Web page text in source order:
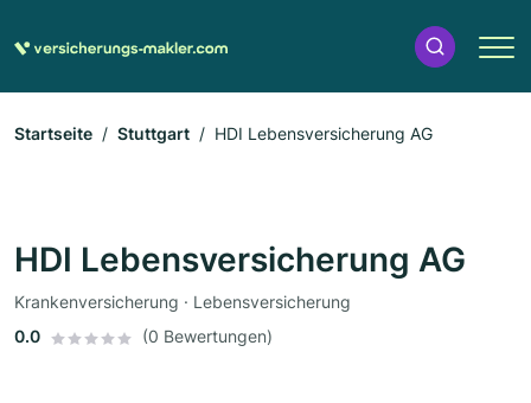
Startseite Stuttgart HDI Lebensversicherung AG
HDI Lebensversicherung AG
Krankenversicherung · Lebensversicherung
0.0
(0 Bewertungen)